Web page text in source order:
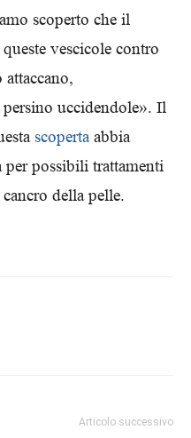
scoperto che il
vescicole contro
uccidendole». Il
scopertaabbia
possibili trattamenti
della pelle.
Articolo successivo